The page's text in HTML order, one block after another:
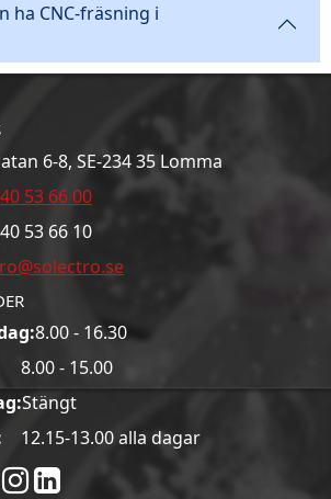
ha CNC-fräsning i
6-8, SE-234 35 Lomma
53 66 00
53 66 10
8.00 - 16.30
8.00 - 15.00
Stängt
12.15-13.00 alla dagar